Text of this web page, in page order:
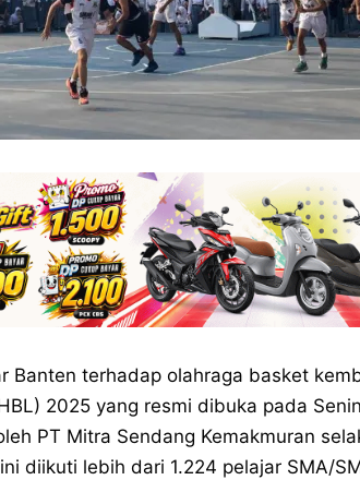
Banten terhadap olahraga basket
2025 yang resmi dibuka pada
PT Mitra Sendang Kemakmuran
diikuti lebih dari 1.224 pelajar SMA/